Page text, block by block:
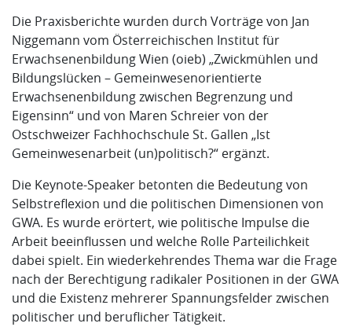
Die Praxisberichte wurden durch Vorträge von Jan
Niggemann vom Österreichischen Institut für
Erwachsenenbildung Wien (oieb) „Zwickmühlen und
Bildungslücken – Gemeinwesenorientierte
Erwachsenenbildung zwischen Begrenzung und
Eigensinn“ und von Maren Schreier von der
Ostschweizer Fachhochschule St. Gallen „Ist
Gemeinwesenarbeit (un)politisch?“ ergänzt.
Die Keynote-Speaker betonten die Bedeutung von
Selbstreflexion und die politischen Dimensionen von
GWA. Es wurde erörtert, wie politische Impulse die
Arbeit beeinflussen und welche Rolle Parteilichkeit
dabei spielt. Ein wiederkehrendes Thema war die Frage
nach der Berechtigung radikaler Positionen in der GWA
und die Existenz mehrerer Spannungsfelder zwischen
politischer und beruflicher Tätigkeit.